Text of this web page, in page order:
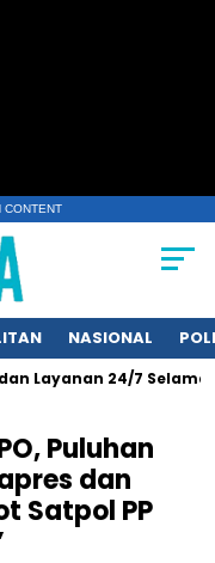
CONTENT
NASIONAL
Layanan 24/7 Selama
Puluhan
dan
Satpol PP